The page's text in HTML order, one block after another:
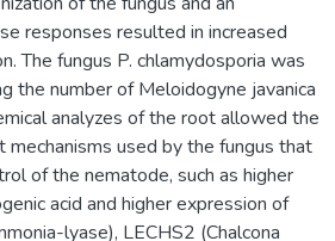
responses resulted in increased
The fungus P. chlamydosporia was
the number of Meloidogyne javanica
analyzes of the root allowed the
mechanisms used by the fungus that
of the nematode, such as higher
acid and higher expression of
lyase), LECHS2 (Chalcona